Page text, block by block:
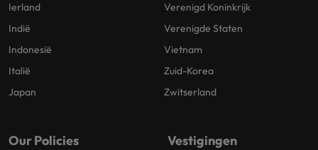
Ierland
Indië
Indonesië
Italië
Japan
Verenigd Koninkrijk
Verenigde Staten
Vietnam
Zuid-Korea
Zwitserland
Our Policies Vestigingen